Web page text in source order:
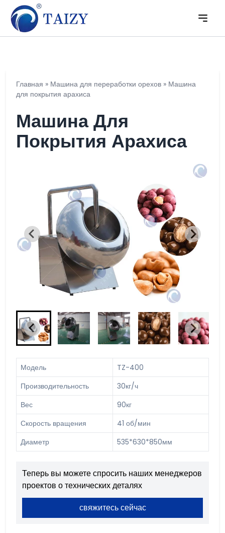
Главная » Машина для переработки орехов » Машина
для покрытия арахиса
Машина Для
Покрытия Арахиса
Модель
TZ-400
Производительность
30кг/ч
Вес
90кг
Скорость вращения
41 об/мин
Диаметр
535*630*850мм
Теперь вы можете спросить наших менеджеров
проектов о технических деталях
свяжитесь сейчас